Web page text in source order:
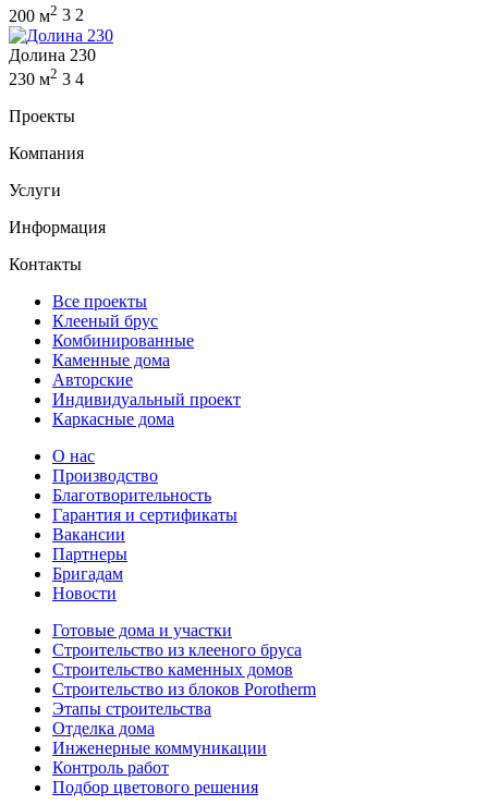
200 м2 3 2
Долина 230
230 м2 3 4
Проекты
Компания
Услуги
Информация
Контакты
Все проекты
Клееный брус
Комбинированные
Каменные дома
Авторские
Индивидуальный проект
Каркасные дома
О нас
Производство
Благотворительность
Гарантия и сертификаты
Вакансии
Партнеры
Бригадам
Новости
Готовые дома и участки
Строительство из клееного бруса
Строительство каменных домов
Строительство из блоков Porotherm
Этапы строительства
Отделка дома
Инженерные коммуникации
Контроль работ
Подбор цветового решения